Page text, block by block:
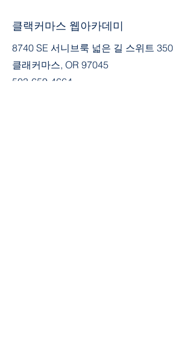
클랙커마스 웹아카데미
8740 SE 서니브룩 넓은 길 스위트 350
클래커마스, OR 97045
503-659-4664